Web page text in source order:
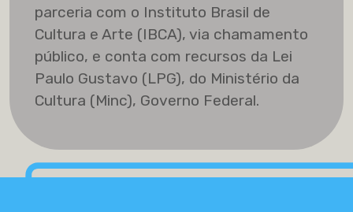
parceria com o Instituto Brasil de
Cultura e Arte (IBCA), via chamamento
público, e conta com recursos da Lei
Paulo Gustavo (LPG), do Ministério da
Cultura (Minc), Governo Federal.